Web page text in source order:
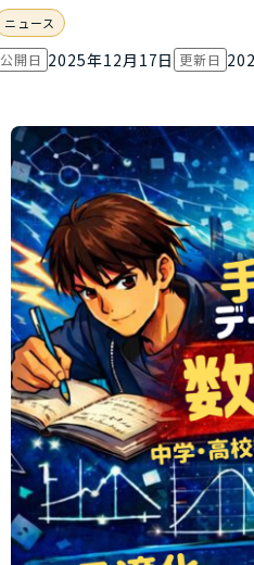
ニュース
公開日 2025年12月17日 更新日